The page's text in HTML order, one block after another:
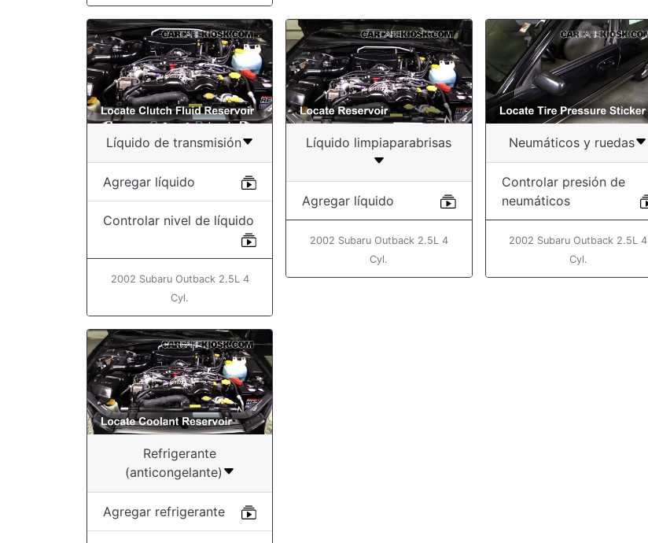
Líquido de transmisión
Agregar líquido
Controlar nivel de líquido
2002 Subaru Outback 2.5L 4
Cyl.
Líquido limpiaparabrisas
Agregar líquido
2002 Subaru Outback 2.5L 4
Cyl.
Neumáticos y ruedas
Controlar presión de
neumáticos
2002 Subaru Outback 2.5L 4
Cyl.
Refrigerante
(anticongelante)
Agregar refrigerante